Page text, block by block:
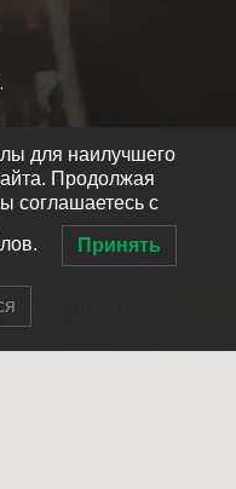
109044
для наилучшего
Продолжая
соглашаетесь с
Принять